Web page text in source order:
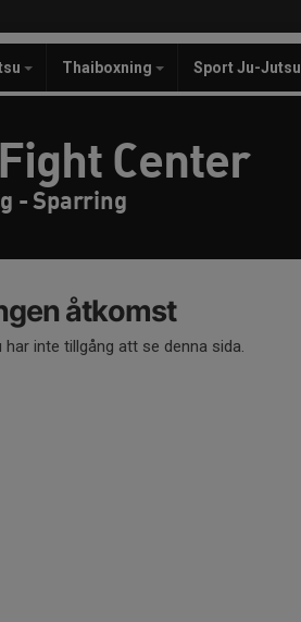
Thaiboxning Sport Ju-Jutsu
Center
- Sparring
åtkomst
har inte tillgång att se denna sida.